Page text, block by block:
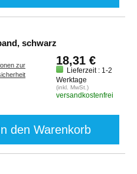
schwarz
zur
18,31 €
Lieferzeit : 1-2
Werktage
(inkl. MwSt.)
versandkostenfrei
den Warenkorb